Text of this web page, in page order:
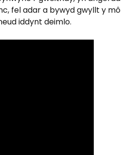
fel adar a bywyd gwyllt y
iddynt deimlo.